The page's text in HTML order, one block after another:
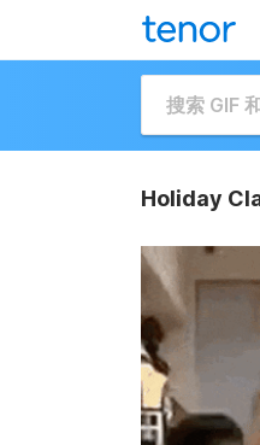
Holiday